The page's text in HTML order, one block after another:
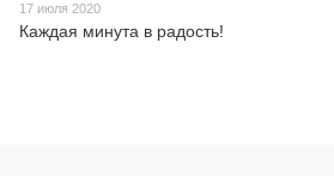
17 июля 2020
Каждая минута в радость!